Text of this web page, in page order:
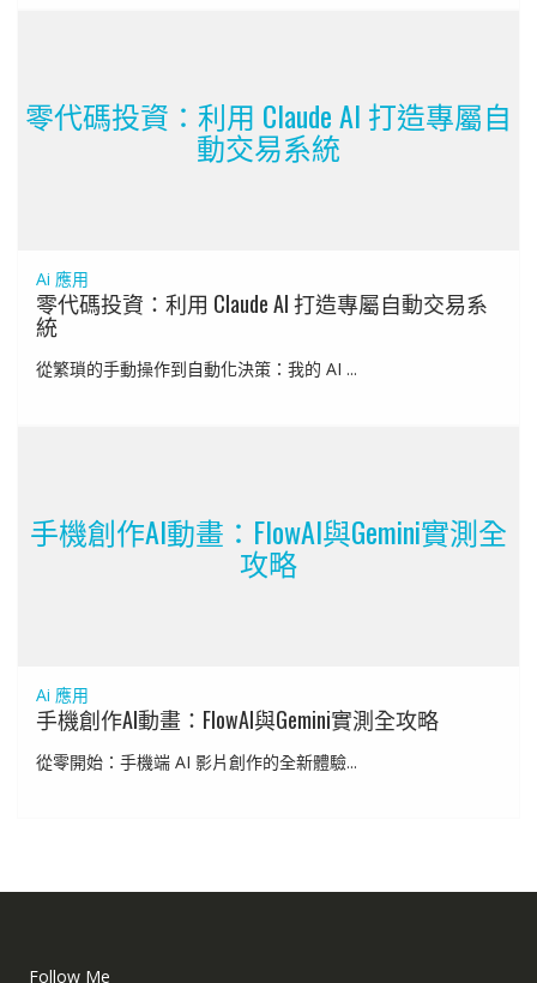
零代碼投資：利用 Claude AI 打造專屬自
動交易系統
Ai 應用
零代碼投資：利用 Claude AI 打造專屬自動交易系
統
從繁瑣的手動操作到自動化決策：我的 AI ...
手機創作AI動畫：FlowAI與Gemini實測全
攻略
Ai 應用
手機創作AI動畫：FlowAI與Gemini實測全攻略
從零開始：手機端 AI 影片創作的全新體驗...
Follow Me